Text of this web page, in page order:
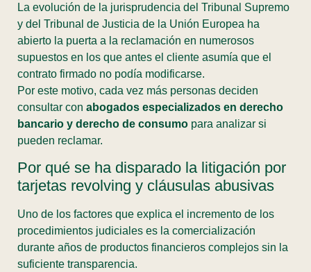
La evolución de la jurisprudencia del Tribunal Supremo
y del Tribunal de Justicia de la Unión Europea ha
abierto la puerta a la reclamación en numerosos
supuestos en los que antes el cliente asumía que el
contrato firmado no podía modificarse.
Por este motivo, cada vez más personas deciden
consultar con abogados especializados en derecho
bancario y derecho de consumo para analizar si
pueden reclamar.
Por qué se ha disparado la litigación por
tarjetas revolving y cláusulas abusivas
Uno de los factores que explica el incremento de los
procedimientos judiciales es la comercialización
durante años de productos financieros complejos sin la
suficiente transparencia.